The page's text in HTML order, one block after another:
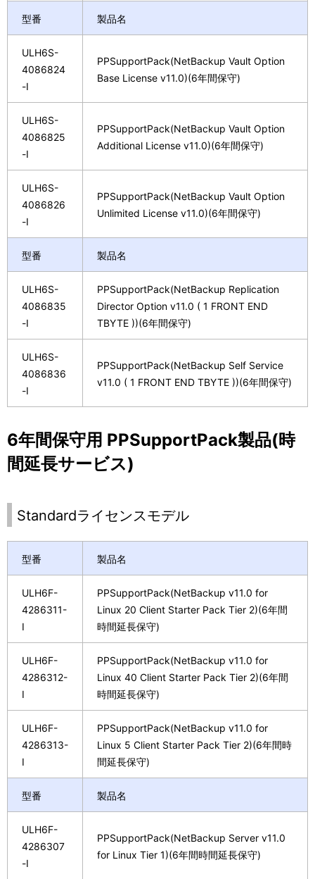
型番 製品名
ULH6S-
4086824
-I
PPSupportPack(NetBackup Vault Option
Base License v11.0)(6年間保守)
ULH6S-
4086825
-I
PPSupportPack(NetBackup Vault Option
Additional License v11.0)(6年間保守)
ULH6S-
4086826
-I
PPSupportPack(NetBackup Vault Option
Unlimited License v11.0)(6年間保守)
型番 製品名
ULH6S-
4086835
-I
PPSupportPack(NetBackup Replication
Director Option v11.0 ( 1 FRONT END
TBYTE ))(6年間保守)
ULH6S-
4086836
-I
PPSupportPack(NetBackup Self Service
v11.0 ( 1 FRONT END TBYTE ))(6年間保守)
6年間保守用 PPSupportPack製品(時
間延長サービス)
Standardライセンスモデル
型番 製品名
ULH6F-
4286311-
I
PPSupportPack(NetBackup v11.0 for
Linux 20 Client Starter Pack Tier 2)(6年間
時間延長保守)
ULH6F-
4286312-
I
PPSupportPack(NetBackup v11.0 for
Linux 40 Client Starter Pack Tier 2)(6年間
時間延長保守)
ULH6F-
4286313-
I
PPSupportPack(NetBackup v11.0 for
Linux 5 Client Starter Pack Tier 2)(6年間時
間延長保守)
型番 製品名
ULH6F-
4286307
-I
PPSupportPack(NetBackup Server v11.0
for Linux Tier 1)(6年間時間延長保守)